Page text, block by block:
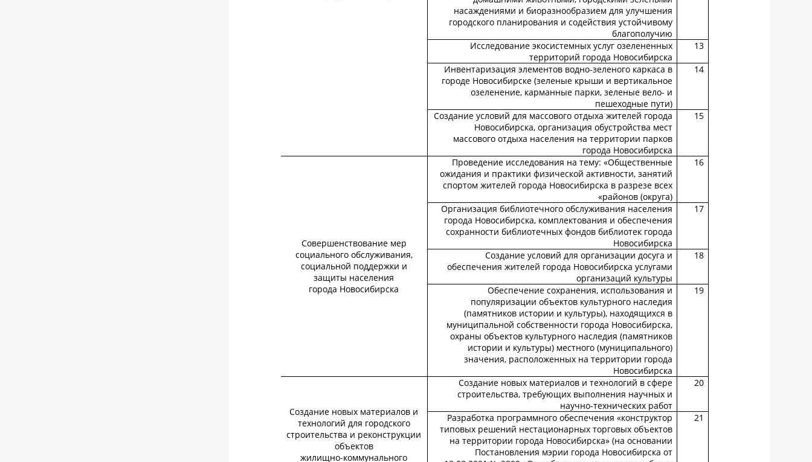
насаждениями и биоразнообразием для улучшения
городского планирования и содействия устойчивому
благополучию
13
Исследование экосистемных услуг озелененных
территорий города Новосибирска
14
Инвентаризация элементов водно-зеленого каркаса в
городе Новосибирске (зеленые крыши и вертикальное
озеленение, карманные парки, зеленые вело- и
пешеходные пути)
15
Создание условий для массового отдыха жителей города
Новосибирска, организация обустройства мест
массового отдыха населения на территории парков
города Новосибирска
16
Проведение исследования на тему: «Общественные
ожидания и практики физической активности, занятий
спортом жителей города Новосибирска в разрезе всех
районов (округа)»
Совершенствование мер
социального обслуживания,
социальной поддержки и
защиты населения
города Новосибирска
17
Организация библиотечного обслуживания населения
города Новосибирска, комплектования и обеспечения
сохранности библиотечных фондов библиотек города
Новосибирска
18
Создание условий для организации досуга и
обеспечения жителей города Новосибирска услугами
организаций культуры
19
Обеспечение сохранения, использования и
популяризации объектов культурного наследия
(памятников истории и культуры), находящихся в
муниципальной собственности города Новосибирска,
охраны объектов культурного наследия (памятников
истории и культуры) местного (муниципального)
значения, расположенных на территории города
Новосибирска
20
Создание новых материалов и технологий в сфере
строительства, требующих выполнения научных и
научно-технических работ
Создание новых материалов и
технологий для городского
строительства и реконструкции
объектов
жилищно-коммунального
21
Разработка программного обеспечения «конструктор
типовых решений нестационарных торговых объектов
на территории города Новосибирска» (на основании
Постановления мэрии города Новосибирска от